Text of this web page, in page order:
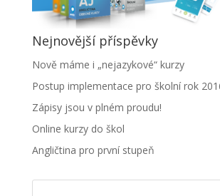
Nejnovější příspěvky
Nově máme i „nejazykové“ kurzy
Postup implementace pro školní rok
Zápisy jsou v plném proudu!
Online kurzy do škol
Angličtina pro první stupeň